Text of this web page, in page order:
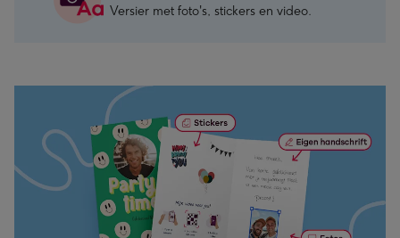
Versier met foto's, stickers en video.